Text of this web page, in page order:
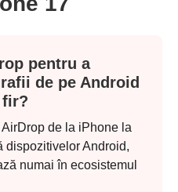
pentru a
de pe Android
fir?
de la iPhone la
dispozitivelor Android,
numai în ecosistemul